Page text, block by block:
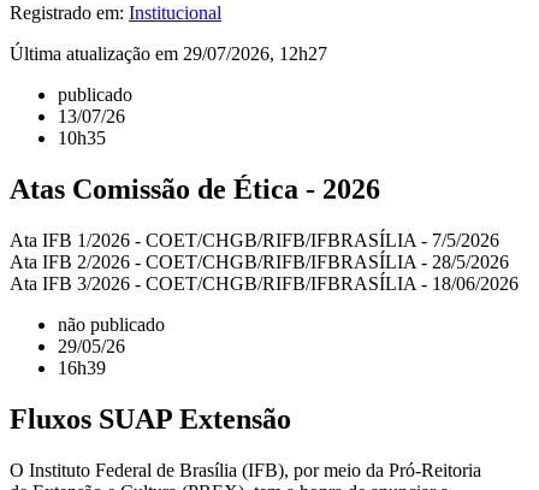
Registrado em: Institucional
Última atualização em 29/07/2026, 12h27
publicado
13/07/26
10h35
Atas Comissão de Ética - 2026
Ata IFB 1/2026 - COET/CHGB/RIFB/IFBRASÍLIA - 7/5/2026
Ata IFB 2/2026 - COET/CHGB/RIFB/IFBRASÍLIA - 28/5/2026
Ata IFB 3/2026 - COET/CHGB/RIFB/IFBRASÍLIA - 18/06/2026
não publicado
29/05/26
16h39
Fluxos SUAP Extensão
O Instituto Federal de Brasília (IFB), por meio da Pró-Reitoria